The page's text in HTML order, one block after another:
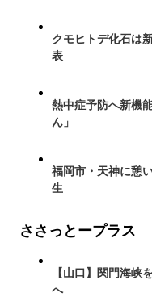
クモヒトデ化石は
表
熱中症予防へ新機
ん」
福岡市・天神に憩
生
ささっとープラス
【山口】関門海峡
へ